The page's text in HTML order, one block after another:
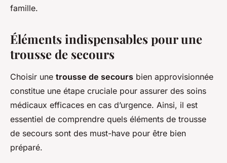
famille.
Éléments indispensables pour une
trousse de secours
Choisir une trousse de secours bien approvisionnée
constitue une étape cruciale pour assurer des soins
médicaux efficaces en cas d’urgence. Ainsi, il est
essentiel de comprendre quels éléments de trousse
de secours sont des must-have pour être bien
préparé.